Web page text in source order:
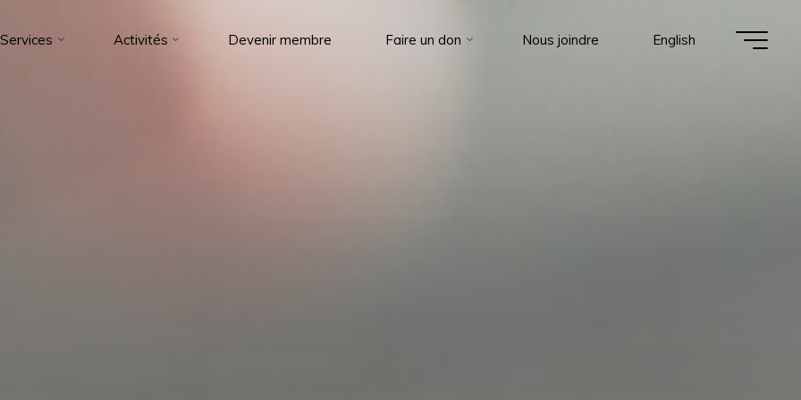
Services Activités Devenir membre Faire un don Nous joindre English